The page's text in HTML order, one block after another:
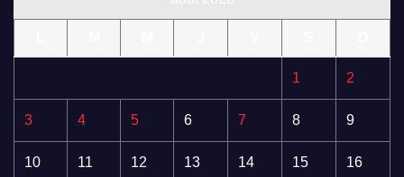
1 2
3 4 5 6 7 8 9
10 11 12 13 14 15 16